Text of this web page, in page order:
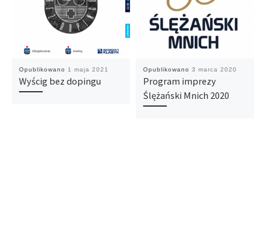
Opublikowano 1 maja 2021
Wyścig bez dopingu
Opublikowano 3 marca 2020
Program imprezy
Ślężański Mnich 2020